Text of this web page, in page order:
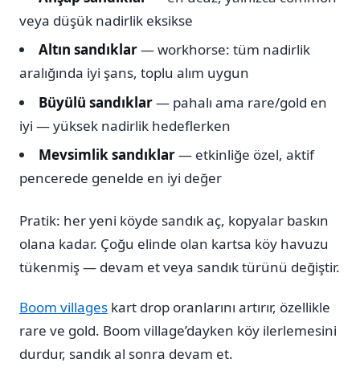
veya düşük nadirlik eksikse
Altın sandıklar— workhorse: tüm nadirlik
aralığında iyi şans, toplu alım uygun
Büyülü sandıklar— pahalı ama rare/gold en
iyi — yüksek nadirlik hedeflerken
Mevsimlik sandıklar— etkinliğe özel, aktif
pencerede genelde en iyi değer
Pratik: her yeni köyde sandık aç, kopyalar baskın
olana kadar. Çoğu elinde olan kartsa köy havuzu
tükenmiş — devam et veya sandık türünü değiştir.
Boom villages kart drop oranlarını artırır, özellikle
rare ve gold. Boom village’dayken köy ilerlemesini
durdur, sandık al sonra devam et.